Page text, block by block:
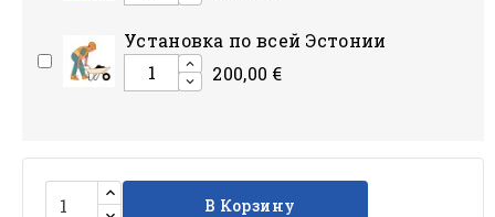
Установка по всей Эстонии
200,00 €
В Корзину